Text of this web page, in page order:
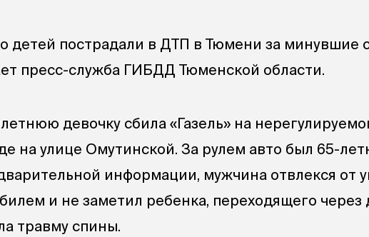
детей пострадали в ДТП в Тюмени за минувшие
пресс-служба ГИБДД Тюменской области.
девочку сбила «Газель» на
на улице Омутинской. За рулем авто был 65-
информации, мужчина отвлекся от
и не заметил ребенка, переходящего через
травму спины.